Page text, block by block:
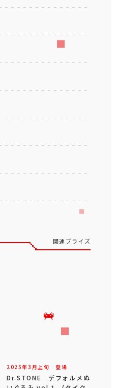
関連プライズ
2025年3 月 上旬 登場
Dr.STONE デフォルメぬ